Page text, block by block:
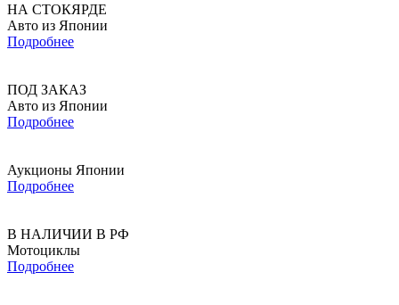
НА СТОКЯРДЕ
Авто из Японии
Подробнее
ПОД ЗАКАЗ
Авто из Японии
Подробнее
Аукционы Японии
Подробнее
В НАЛИЧИИ В РФ
Мотоциклы
Подробнее